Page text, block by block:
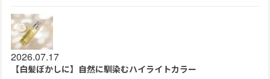
2026.07.17
【白髪ぼかしに】自然に馴染むハイライトカラー